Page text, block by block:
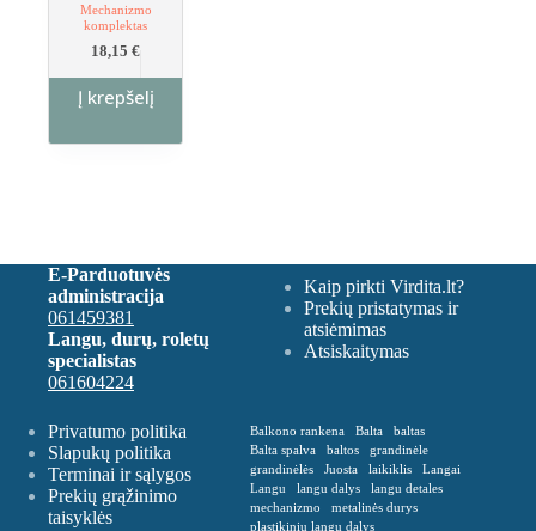
Mechanizmo
komplektas
18,15€
Į krepšelį
E-Parduotuvės
administracija
061459381
Langu, durų, roletų
specialistas
061604224
Kaip pirkti Virdita.lt?
Prekių pristatymas ir
atsiėmimas
Atsiskaitymas
Privatumo politika
Slapukų politika
Terminai ir sąlygos
Prekių grąžinimo
taisyklės
Balkono rankena Balta
baltas
Balta spalva
baltos
grandinėle
grandinėlės
Juosta laikiklis
Langai
Langu
langu dalys
langu detales
mechanizmo
metalinės durys
plastikiniu langu dalys